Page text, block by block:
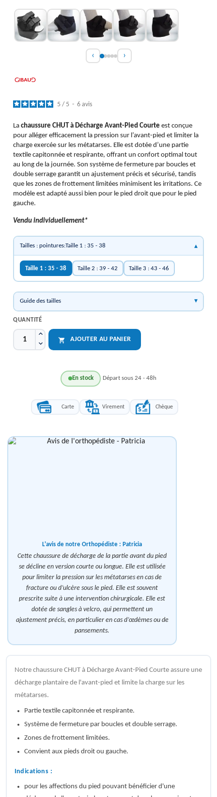
‹ ›
5 / 5 - 6 avis
La chaussure CHUT à Décharge Avant-Pied Courte est conçue
pour alléger efficacement la pression sur l’avant-pied et limiter la
charge exercée sur les métatarses. Elle est dotée d’une partie
textile capitonnée et respirante, offrant un confort optimal tout
au long de la journée. Son système de fermeture par boucles et
double serrage garantit un ajustement précis et sécurisé, tandis
que les zones de frottement limitées minimisent les irritations. Ce
modèle est adapté aussi bien pour le pied droit que pour le pied
gauche.
Vendu individuellement*
Tailles : pointures:Taille 1 : 35 - 38
Taille 1 : 35 - 38 Taille 2 : 39 - 42 Taille 3 : 43 - 46
Guide des tailles
QUANTITÉ
 AJOUTER AU PANIER
En stock Départ sous 24 - 48h
Carte Virement Chèque
L'avis de notre Orthopédiste : Patricia
Cette chaussure de décharge de la partie avant du pied
se décline en version courte ou longue. Elle est utilisée
pour limiter la pression sur les métatarses en cas de
fracture ou d’ulcère sous le pied. Elle est souvent
prescrite suite à une intervention chirurgicale. Elle est
dotée de sangles à velcro, qui permettent un
ajustement précis, en particulier en cas d’œdèmes ou de
pansements.
Notre chaussure CHUT à Décharge Avant-Pied Courte assure une
décharge plantaire de l'avant-pied et limite la charge sur les
métatarses.
Partie textile capitonnée et respirante.
Système de fermeture par boucles et double serrage.
Zones de frottement limitées.
Convient aux pieds droit ou gauche.
Indications :
pour les affections du pied pouvant bénéficier d'une